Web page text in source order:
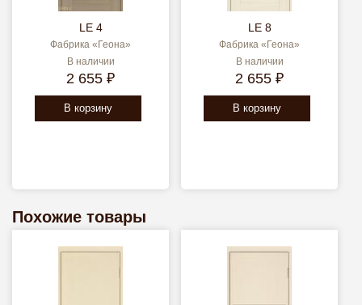
LE 4
Фабрика «Геона»
В наличии
2 655 ₽
В корзину
LE 8
Фабрика «Геона»
В наличии
2 655 ₽
В корзину
Похожие товары